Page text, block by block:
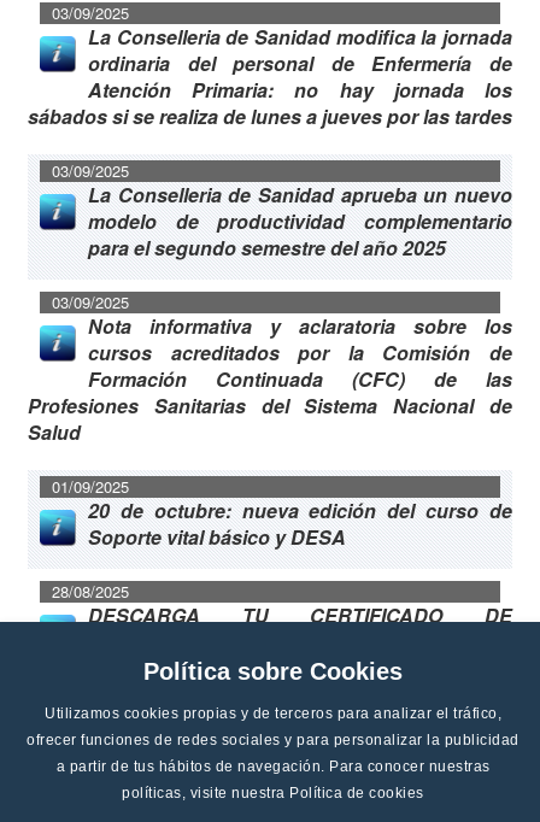
Política sobre Cookies
Utilizamos cookies propias y de terceros para analizar el tráfico,
ofrecer funciones de redes sociales y para personalizar la publicidad
a partir de tus hábitos de navegación. Para conocer nuestras
políticas, visite nuestra Política de cookies
03/09/2025
La Conselleria de Sanidad modifica la jornada
ordinaria del personal de Enfermería de
Atención Primaria: no hay jornada los
sábados si se realiza de lunes a jueves por las tardes
03/09/2025
La Conselleria de Sanidad aprueba un nuevo
modelo de productividad complementario
para el segundo semestre del año 2025
03/09/2025
Nota informativa y aclaratoria sobre los
cursos acreditados por la Comisión de
Formación Continuada (CFC) de las
Profesiones Sanitarias del Sistema Nacional de
Salud
01/09/2025
20 de octubre: nueva edición del curso de
Soporte vital básico y DESA
28/08/2025
DESCARGA TU CERTIFICADO DE
Publicada la convocatoria del EIR 2025/2026
11/08/2025
Ampliado en tres semanas el permiso de